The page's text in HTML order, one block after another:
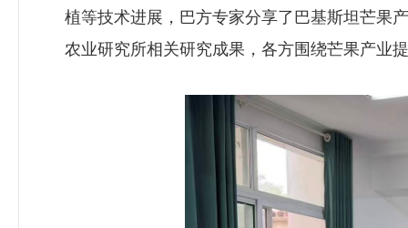
植等技术进展，巴方专家分享了巴基斯坦芒果
农业研究所相关研究成果，各方围绕芒果产业